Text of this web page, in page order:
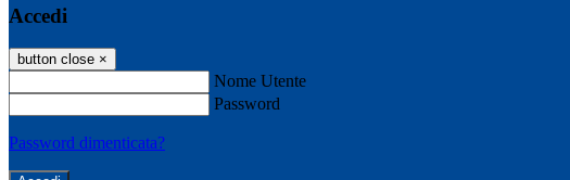
Accedi
button close ×
Nome Utente
Password
Password dimenticata?